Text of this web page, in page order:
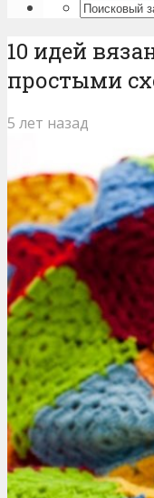
10 идей
простыми
5 лет назад